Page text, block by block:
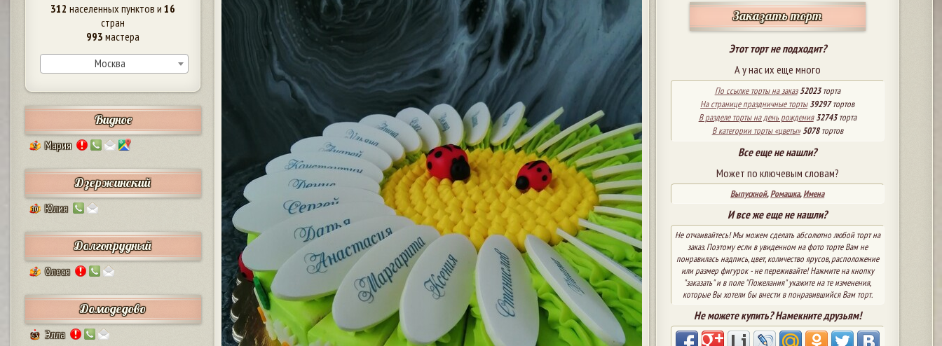
312 населенных пунктов и 16
стран
993 мастера
Москва
Видное
5 Мария
Дзержинский
10 Юлия
Долгопрудный
2 Олеся
Домодедово
63 Элла
Заказать торт
Этот торт не подходит?
А у нас их еще много
По ссылке торты на заказ 52023торта
На странице праздничные торты 39297тортов
В разделе торты на день рождения 32743торта
В категории торты «цветы» 5078тортов
Все еще не нашли?
Может по ключевым словам?
Выпускной,Ромашка,Имена
И все же еще не нашли?
Не отчаивайтесь! Мы можем сделать абсолютно любой торт на
заказ. Поэтому если в увиденном на фото торте Вам не
понравилась надпись, цвет, количество ярусов, расположение
или размер фигурок - не переживайте! Нажмите на кнопку
"заказать" и в поле "Пожелания" укажите на те изменения,
которые Вы хотели бы внести в понравившийся Вам торт.
Не можете купить? Намекните друзьям!